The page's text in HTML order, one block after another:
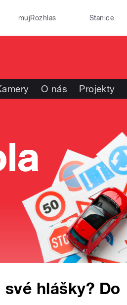
mujRozhlas Stanice
O nás Projekty
hlášky? Do